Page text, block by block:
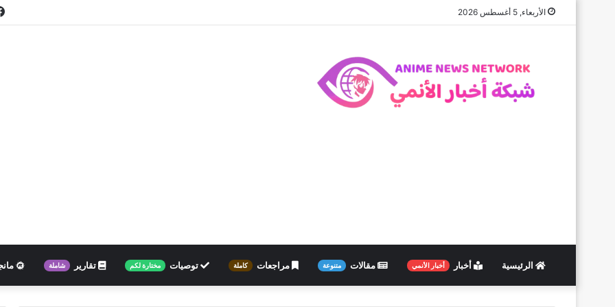
الأربعاء, 5 أغسطس 2026
الرئيسية أخبار أخبار الأنمي مقالات متنوعة مراجعات كاملة توصيات مختارة لكم تقارير شاملة